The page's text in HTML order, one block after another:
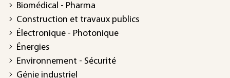
Biomédical - Pharma
Construction et travaux publics
Électronique - Photonique
Énergies
Environnement - Sécurité
Génie industriel